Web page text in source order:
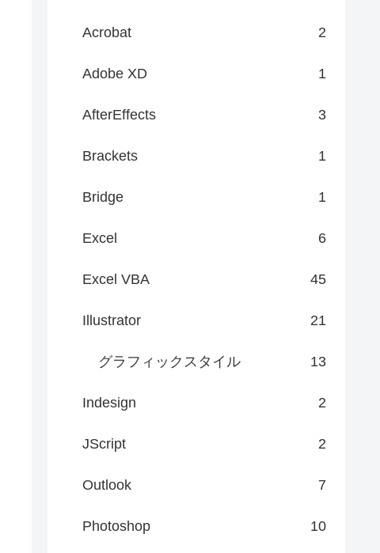
Acrobat 2
Adobe XD 1
AfterEffects 3
Brackets 1
Bridge 1
Excel 6
Excel VBA 45
Illustrator 21
グラフィックスタイル 13
Indesign 2
JScript 2
Outlook 7
Photoshop 10